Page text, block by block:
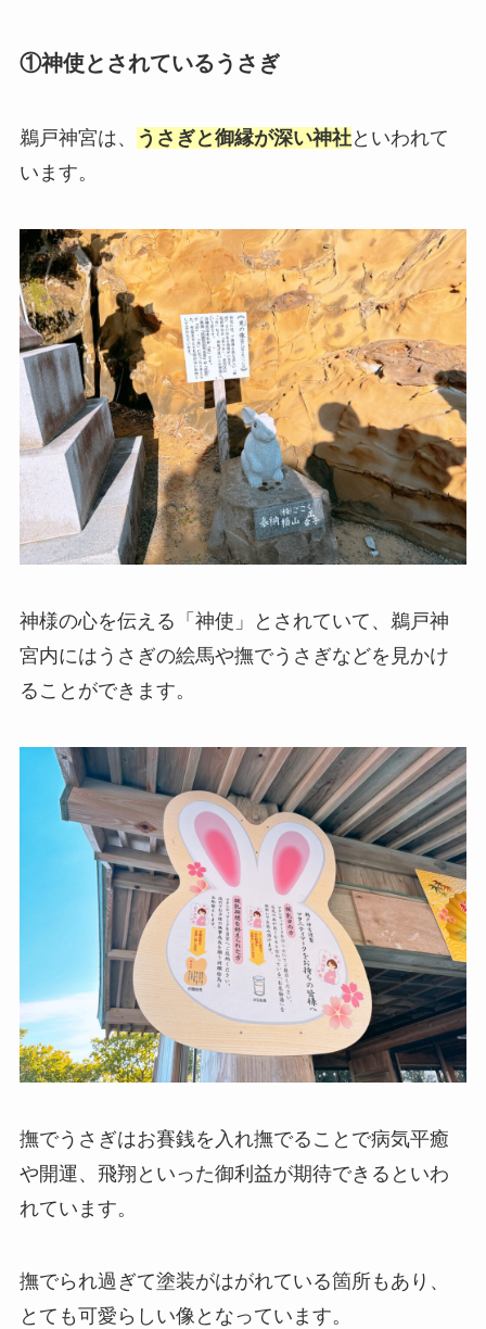
①神使とされているうさぎ
鵜戸神宮は、 うさぎと御縁が深い神社といわれて
います。
神様の心を伝える「神使」とされていて、鵜戸神
宮内にはうさぎの絵馬や撫でうさぎなどを見かけ
ることができます。
撫でうさぎはお賽銭を入れ撫でることで病気平癒
や開運、飛翔といった御利益が期待できるといわ
れています。
撫でられ過ぎて塗装がはがれている箇所もあり、
とても可愛らしい像となっています。